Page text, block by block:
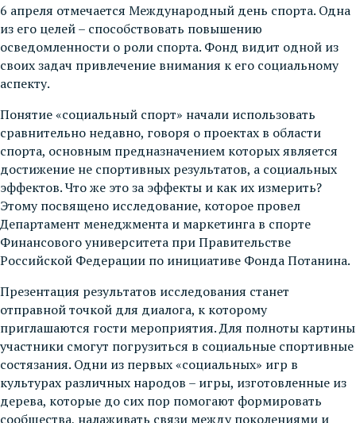
6 апреля отмечается Международный день спорта. Одна
из его целей – способствовать повышению
осведомленности о роли спорта. Фонд видит одной из
своих задач привлечение внимания к его социальному
аспекту.
Понятие «социальный спорт» начали использовать
сравнительно недавно, говоря о проектах в области
спорта, основным предназначением которых является
достижение не спортивных результатов, а социальных
эффектов. Что же это за эффекты и как их измерить?
Этому посвящено исследование, которое провел
Департамент менеджмента и маркетинга в спорте
Финансового университета при Правительстве
Российской Федерации по инициативе Фонда Потанина.
Презентация результатов исследования станет
отправной точкой для диалога, к которому
приглашаются гости мероприятия. Для полноты картины
участники смогут погрузиться в социальные спортивные
состязания. Одни из первых «социальных» игр в
культурах различных народов – игры, изготовленные из
дерева, которые до сих пор помогают формировать
сообщества, налаживать связи между поколениями и